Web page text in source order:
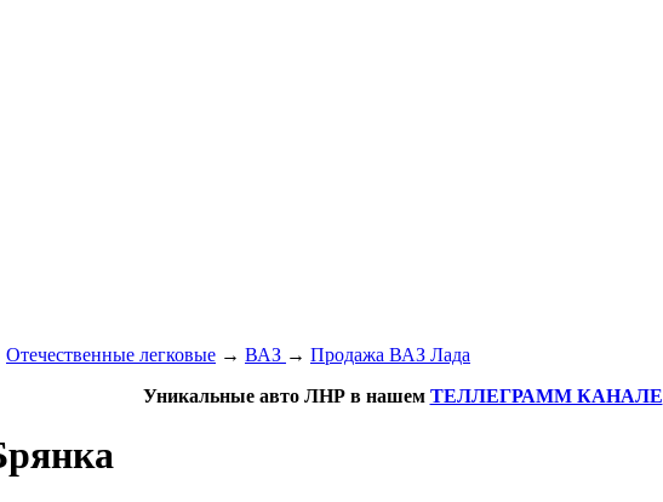
Отечественные легковые → ВАЗ → Продажа ВАЗ Лада
Уникальные авто ЛНР в нашем ТЕЛЛЕГРАММ КАНАЛЕ